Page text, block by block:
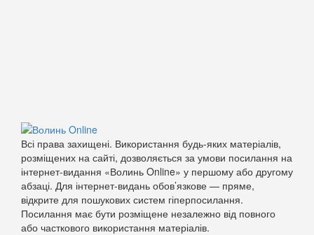
Всі права захищені. Використання будь-яких матеріалів,
розміщених на сайті, дозволяється за умови посилання на
інтернет-видання «Волинь Online» у першому або другому
абзаці. Для інтернет-видань обов’язкове — пряме,
відкрите для пошукових систем гіперпосилання.
Посилання має бути розміщене незалежно від повного
або часткового використання матеріалів.